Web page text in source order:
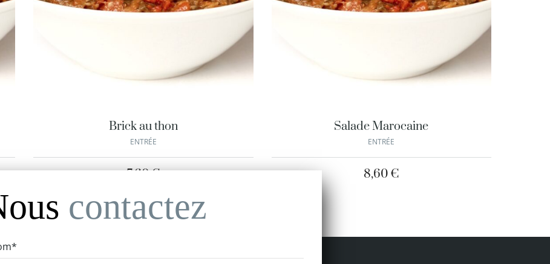
Brick au thon
ENTRÉE
7,60€
Salade Marocaine
ENTRÉE
8,60€
contactez